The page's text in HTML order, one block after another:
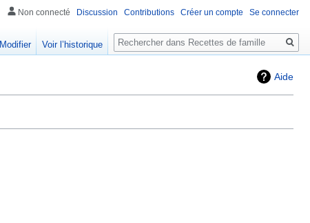
Aide
Non connecté Discussion Contributions Créer un compte Se connecter
Modifier Voir l’historique
Rechercher